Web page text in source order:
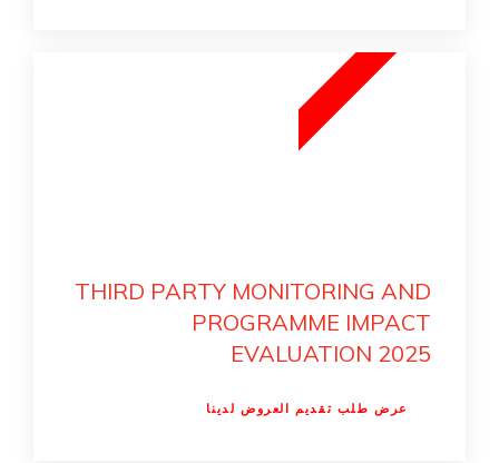
THIRD PARTY MONITORING AND
PROGRAMME IMPACT
EVALUATION 2025
عرض طلب تقديم العروض لدينا
1
5
N
O
V
E
M
B
E
R
2
0
2
5